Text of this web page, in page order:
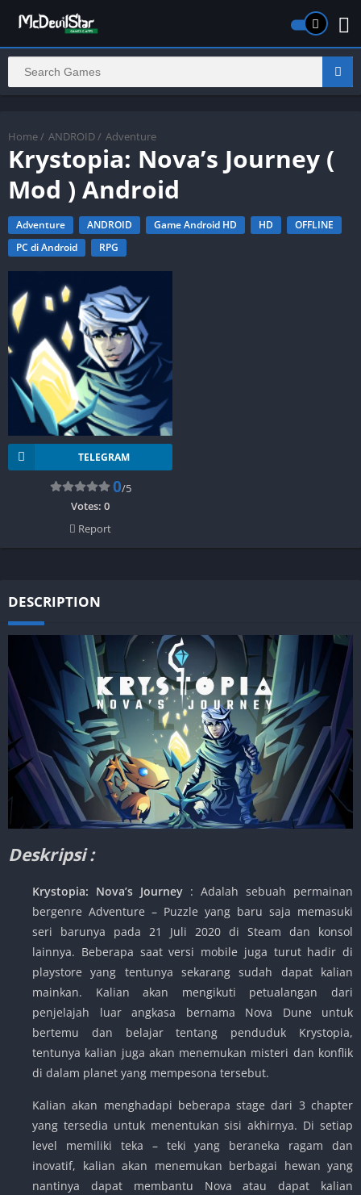
Home / ANDROID / Adventure
Krystopia: Nova’s Journey (
Mod ) Android
Adventure ANDROID Game Android HD HD
OFFLINE
PC di Android
RPG
TELEGRAM
0/5
Votes: 0
Report
DESCRIPTION
Deskripsi :
Krystopia: Nova’s Journey : Adalah sebuah permainan
bergenre Adventure – Puzzle yang baru saja memasuki
seri barunya pada 21 Juli 2020 di Steam dan konsol
lainnya. Beberapa saat versi mobile juga turut hadir di
playstore yang tentunya sekarang sudah dapat kalian
mainkan. Kalian akan mengikuti petualangan dari
penjelajah luar angkasa bernama Nova Dune untuk
bertemu dan belajar tentang penduduk Krystopia,
tentunya kalian juga akan menemukan misteri dan konflik
di dalam planet yang mempesona tersebut.
Kalian akan menghadapi beberapa stage dari 3 chapter
yang tersedia untuk menentukan sisi akhirnya. Di setiap
level memiliki teka – teki yang beraneka ragam dan
inovatif, kalian akan menemukan berbagai hewan yang
nantinya dapat membantu Nova atau dapat kalian